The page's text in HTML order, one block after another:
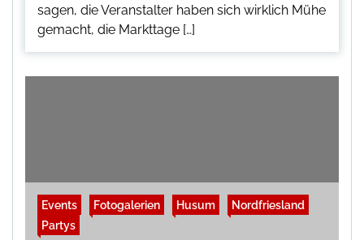
sagen, die Veranstalter haben sich wirklich Mühe
gemacht, die Markttage […]
Events Fotogalerien Husum
Nordfriesland
Partys